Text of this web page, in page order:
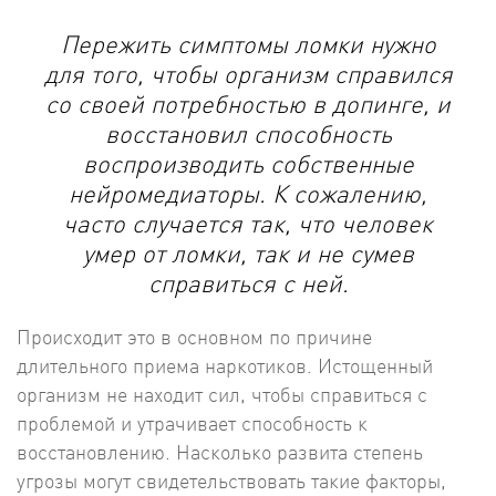
Пережить симптомы ломки нужно
для того, чтобы организм справился
со своей потребностью в допинге, и
восстановил способность
воспроизводить собственные
нейромедиаторы. К сожалению,
часто случается так, что человек
умер от ломки, так и не сумев
справиться с ней.
Происходит это в основном по причине
длительного приема наркотиков. Истощенный
организм не находит сил, чтобы справиться с
проблемой и утрачивает способность к
восстановлению. Насколько развита степень
угрозы могут свидетельствовать такие факторы,